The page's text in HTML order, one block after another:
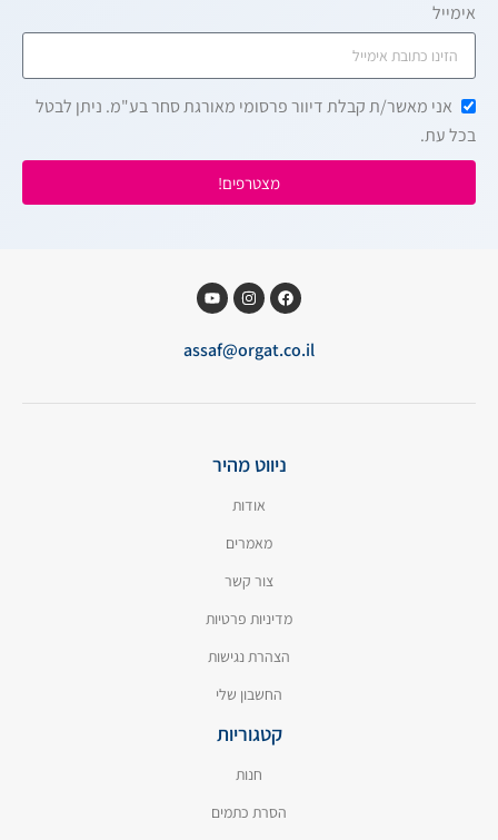
אימייל
אני מאשר/ת קבלת דיוור פרסומי מאורגת סחר בע"מ. ניתן לבטל
בכל עת.
מצטרפים!
assaf@orgat.co.il
ניווט מהיר
אודות
מאמרים
צור קשר
מדיניות פרטיות
הצהרת נגישות
החשבון שלי
קטגוריות
חנות
הסרת כתמים